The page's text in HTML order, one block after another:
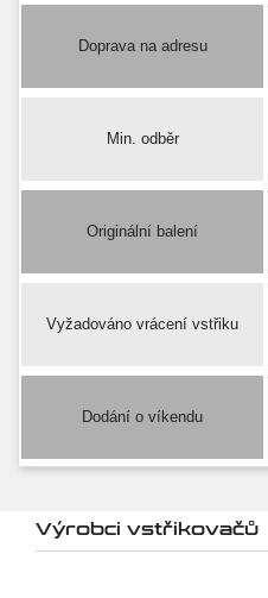
Doprava na adresu
Min. odběr
Originální balení
Vyžadováno vrácení vstřiku
Dodání o víkendu
Výrobci vstřikovačů